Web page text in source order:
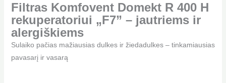
Filtras Komfovent Domekt R 400 H
rekuperatoriui „F7” – jautriems ir
alergiškiems
Sulaiko pačias mažiausias dulkes ir žiedadulkes – tinkamiausias
pavasarį ir vasarą